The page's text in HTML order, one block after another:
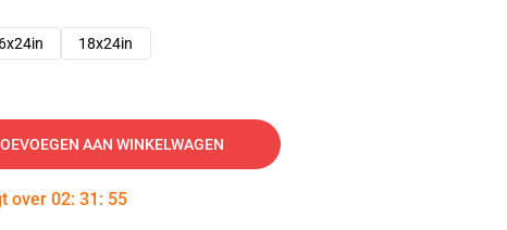
18x24in
AAN WINKELWAGEN
over 02: 31 : 54